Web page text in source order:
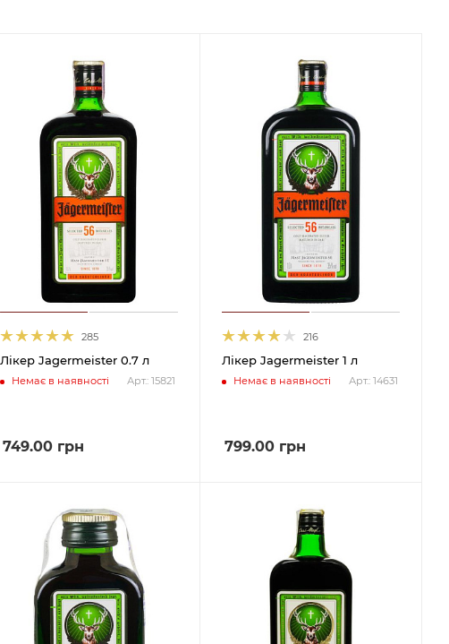
285
Лікер Jagermeister 0.7 л
Немає в наявності Арт.: 15821
749.00грн
216
Лікер Jagermeister 1 л
Немає в наявності Арт.: 14631
799.00грн